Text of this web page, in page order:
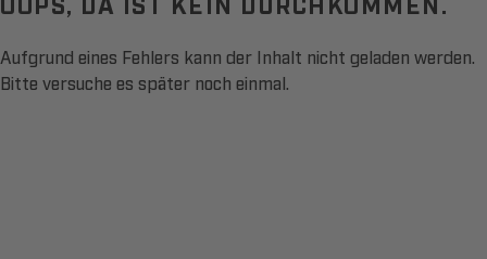
Aufgrund eines Fehlers kann der Inhalt nicht geladen werden.
Bitte versuche es später noch einmal.